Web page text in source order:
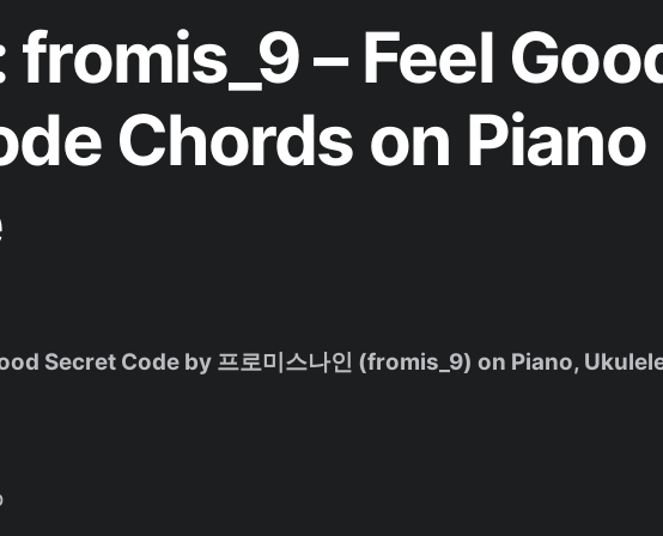
fromis_9 – Feel
Chords on Piano
Secret Code by 프로미스나인 (fromis_9) on Piano,